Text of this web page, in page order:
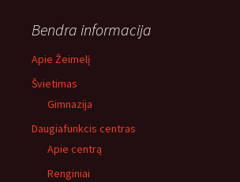
Bendra informacija
Apie Žeimelį
Švietimas
Gimnazija
Daugiafunkcis centras
Apie centrą
Renginiai